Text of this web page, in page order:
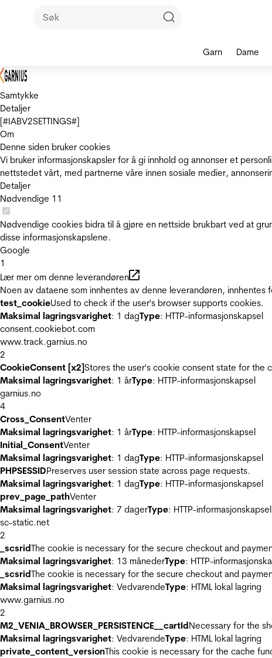
Samtykke
Detaljer
[#IABV2SETTINGS#]
Om
Denne siden bruker cookies
Vi bruker informasjonskapsler for å gi innhold og annonser et
nettstedet vårt, med partnerne våre innen sosiale medier,
Detaljer
Nødvendige 11
Nødvendige cookies bidra til å gjøre en nettside brukbart ved at
disse informasjonskapslene.
Google
1
Lær mer om denne leverandøren
Noen av dataene som innhentes av denne leverandøren,
test_cookieUsed to check if the user's browser supports cookies.
Maksimal lagringsvarighet: 1 dagType: HTTP-informasjonskapsel
consent.cookiebot.com
www.track.garnius.no
2
CookieConsent [x2]Stores the user's cookie consent state for the
Maksimal lagringsvarighet: 1 årType: HTTP-informasjonskapsel
garnius.no
4
Cross_ConsentVenter
Maksimal lagringsvarighet: 1 årType: HTTP-informasjonskapsel
Initial_ConsentVenter
Maksimal lagringsvarighet: 1 dagType: HTTP-informasjonskapsel
PHPSESSIDPreserves user session state across page requests.
Maksimal lagringsvarighet: 1 dagType: HTTP-informasjonskapsel
prev_page_pathVenter
Maksimal lagringsvarighet: 7 dagerType: HTTP-informasjonskapsel
sc-static.net
2
_scsridThe cookie is necessary for the secure checkout and
Maksimal lagringsvarighet: 13 månederType: HTTP-
_scsridThe cookie is necessary for the secure checkout and
Maksimal lagringsvarighet: VedvarendeType: HTML lokal lagring
www.garnius.no
2
M2_VENIA_BROWSER_PERSISTENCE__cartIdNecessary for the
Maksimal lagringsvarighet: VedvarendeType: HTML lokal lagring
private_content_versionThis cookie is necessary for the cache
Garn Dame